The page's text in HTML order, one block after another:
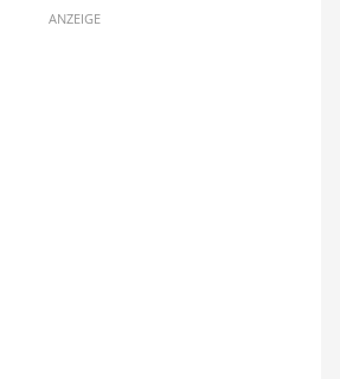
ANZEIGE